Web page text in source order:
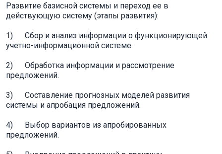
Развитие базисной системы и переход ее в
действующую систему (этапы развития):
1) Сбор и анализ информации о функционирующей
учетно-информационной системе.
2) Обработка информации и рассмотрение
предложений.
3) Составление прогнозных моделей развития
системы и апробация предложений.
4) Выбор вариантов из апробированных
предложений.